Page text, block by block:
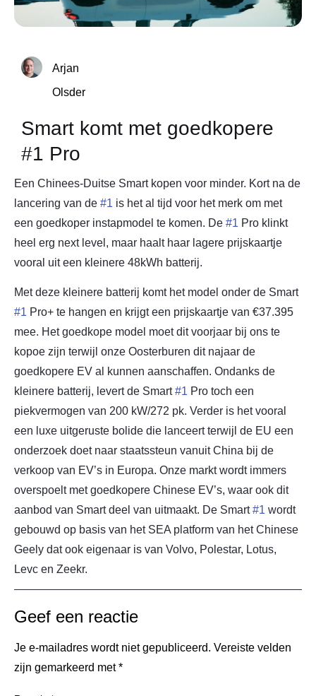
Arjan
Olsder
Smart komt met goedkopere
#1 Pro
Een Chinees-Duitse Smart kopen voor minder. Kort na de
lancering van de #1 is het al tijd voor het merk om met
een goedkoper instapmodel te komen. De #1 Pro klinkt
heel erg next level, maar haalt haar lagere prijskaartje
vooral uit een kleinere 48kWh batterij.
Met deze kleinere batterij komt het model onder de Smart
#1 Pro+ te hangen en krijgt een prijskaartje van €37.395
mee. Het goedkope model moet dit voorjaar bij ons te
kopoe zijn terwijl onze Oosterburen dit najaar de
goedkopere EV al kunnen aanschaffen. Ondanks de
kleinere batterij, levert de Smart#1 Pro toch een
piekvermogen van 200 kW/272 pk. Verder is het vooral
een luxe uitgeruste bolide die lanceert terwijl de EU een
onderzoek doet naar staatssteun vanuit China bij de
verkoop van EV’s in Europa. Onze markt wordt immers
overspoelt met goedkopere Chinese EV’s, waar ook dit
aanbod van Smart deel van uitmaakt. De Smart#1 wordt
gebouwd op basis van het SEA platform van het Chinese
Geely dat ook eigenaar is van Volvo, Polestar, Lotus,
Levc en Zeekr.
Geef een reactie
Je e-mailadres wordt niet gepubliceerd. Vereiste velden
zijn gemarkeerd met*